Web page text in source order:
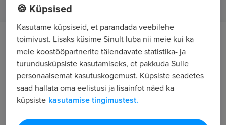
Töö kirjeldus
* Kauba vastuvõtmine ja väljastamine
* Majandustarkvara kasutamine
* Lao korrashoiu tagamine
🍪 Küpsised
Kasutame küpsiseid, et parandada veebilehe
toimivust. Lisaks küsime Sinult luba nii meie kui ka
meie koostööpartnerite täiendavate statistika- ja
turundusküpsiste kasutamiseks, et pakkuda Sulle
personaalsemat kasutuskogemust. Küpsiste seadetes
saad hallata oma eelistusi ja lisainfot näed ka
küpsiste kasutamise tingimustest.